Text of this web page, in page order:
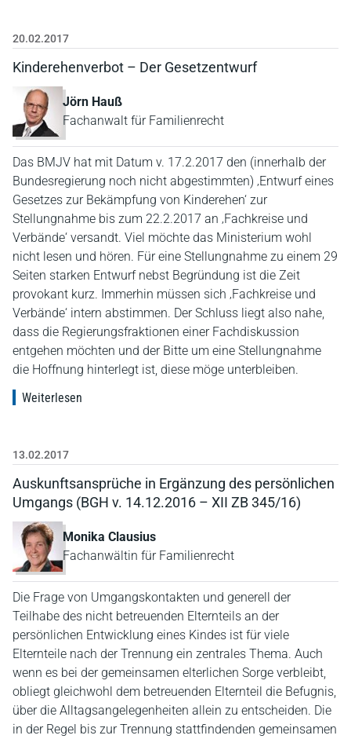
20.02.2017
Kinderehenverbot – Der Gesetzentwurf
Jörn Hauß
Fachanwalt für Familienrecht
Das BMJV hat mit Datum v. 17.2.2017 den (innerhalb der
Bundesregierung noch nicht abgestimmten) ‚Entwurf eines
Gesetzes zur Bekämpfung von Kinderehen‘ zur
Stellungnahme bis zum 22.2.2017 an ‚Fachkreise und
Verbände‘ versandt. Viel möchte das Ministerium wohl
nicht lesen und hören. Für eine Stellungnahme zu einem 29
Seiten starken Entwurf nebst Begründung ist die Zeit
provokant kurz. Immerhin müssen sich ‚Fachkreise und
Verbände‘ intern abstimmen. Der Schluss liegt also nahe,
dass die Regierungsfraktionen einer Fachdiskussion
entgehen möchten und der Bitte um eine Stellungnahme
die Hoffnung hinterlegt ist, diese möge unterbleiben.
Weiterlesen
13.02.2017
Auskunftsansprüche in Ergänzung des persönlichen
Umgangs (BGH v. 14.12.2016 – XII ZB 345/16)
Monika Clausius
Fachanwältin für Familienrecht
Die Frage von Umgangskontakten und generell der
Teilhabe des nicht betreuenden Elternteils an der
persönlichen Entwicklung eines Kindes ist für viele
Elternteile nach der Trennung ein zentrales Thema. Auch
wenn es bei der gemeinsamen elterlichen Sorge verbleibt,
obliegt gleichwohl dem betreuenden Elternteil die Befugnis,
über die Alltagsangelegenheiten allein zu entscheiden. Die
in der Regel bis zur Trennung stattfindenden gemeinsamen